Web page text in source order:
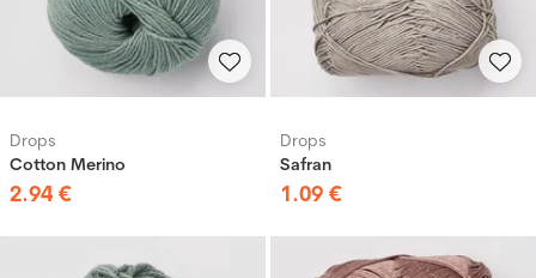
Drops
Cotton Merino
2.94 €
Drops
Safran
1.09 €